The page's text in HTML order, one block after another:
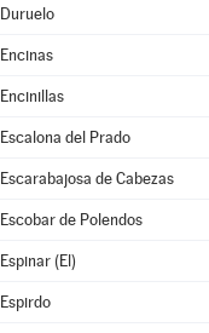
Duruelo
Encinas
Encinillas
Escalona del Prado
Escarabajosa de Cabezas
Escobar de Polendos
Espinar (El)
Espirdo